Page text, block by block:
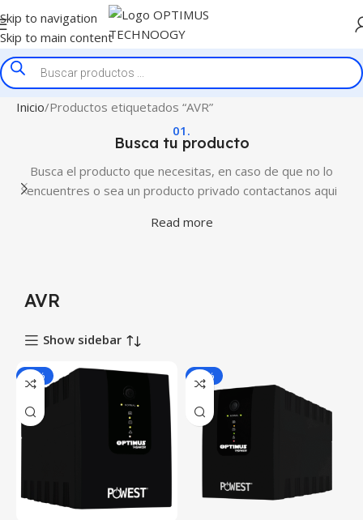
Skip to navigation
Skip to main content
Inicio Productos etiquetados “AVR”
01.
Busca tu producto
Busca el producto que necesitas, en caso de que no lo
encuentres o sea un producto privado contactanos aqui
Read more
AVR
Show sidebar
-18% -18%